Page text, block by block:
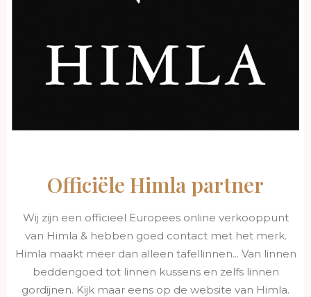
Officiële Himla partner
Wij zijn een officieel Europees online verkooppunt
van Himla & hebben goed contact met het merk.
Himla maakt meer dan alleen tafellinnen... Van linnen
beddengoed tot linnen kussens en zelfs linnen
gordijnen. Kijk maar eens op de website van Himla.